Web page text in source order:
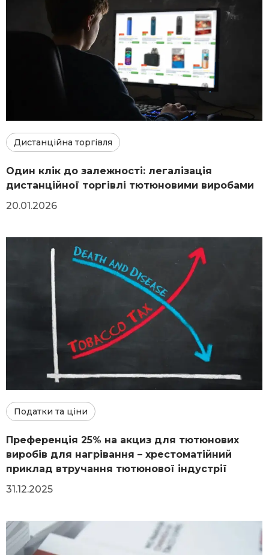
Дистанційна торгівля
Один клік до залежності: легалізація
дистанційної торгівлі тютюновими виробами
20.01.2026
Податки та ціни
Преференція 25% на акциз для тютюнових
виробів для нагрівання – хрестоматійний
приклад втручання тютюнової індустрії
31.12.2025